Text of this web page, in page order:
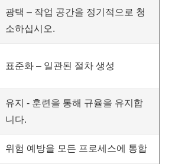
광택 – 작업 공간을 정기적으로 청
소하십시오.
표준화 – 일관된 절차 생성
유지 - 훈련을 통해 규율을 유지합
니다.
위험 예방을 모든 프로세스에 통합